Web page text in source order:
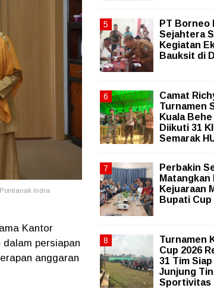
Indra
Kantor
persiapan
anggaran
PT Borneo
Sejahtera
Kegiatan
Bauksit di
Camat
Turnamen
Kuala
Diikuti 31
Semarak
Perbakin
Matangkan
Kejuaraan
Bupati Cup
Turnamen
Cup 2026
31 Tim
Junjung
Sportivitas